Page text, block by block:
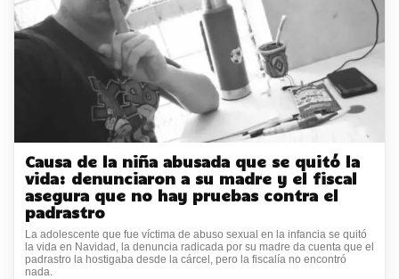
Causa de la niña abusada que se quitó la
vida: denunciaron a su madre y el fiscal
asegura que no hay pruebas contra el
padrastro
La adolescente que fue víctima de abuso sexual en la infancia se quitó
la vida en Navidad, la denuncia radicada por su madre da cuenta que el
padrastro la hostigaba desde la cárcel, pero la fiscalía no encontró
nada.